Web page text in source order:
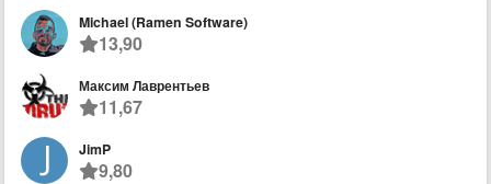
Michael (Ramen Software)
13,90
Максим Лаврентьев
11,67
JimP
9,80